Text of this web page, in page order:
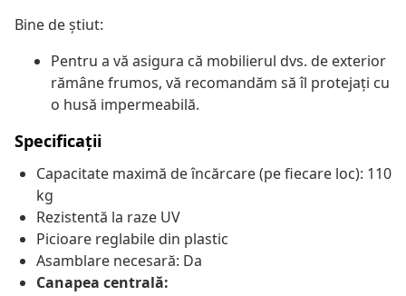
Bine de știut:
Pentru a vă asigura că mobilierul dvs. de exterior
rămâne frumos, vă recomandăm să îl protejați cu
o husă impermeabilă.
Specificații
Capacitate maximă de încărcare (pe fiecare loc): 110
kg
Rezistentă la raze UV
Picioare reglabile din plastic
Asamblare necesară: Da
Canapea centrală: